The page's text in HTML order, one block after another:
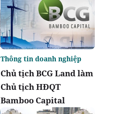
Chủ tịch BCG Land làm
Chủ tịch HĐQT
Bamboo Capital
Thông tin doanh nghiệp